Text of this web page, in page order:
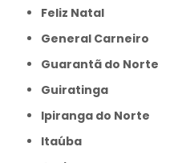
Feliz Natal
General Carneiro
Guarantã do Norte
Guiratinga
Ipiranga do Norte
Itaúba